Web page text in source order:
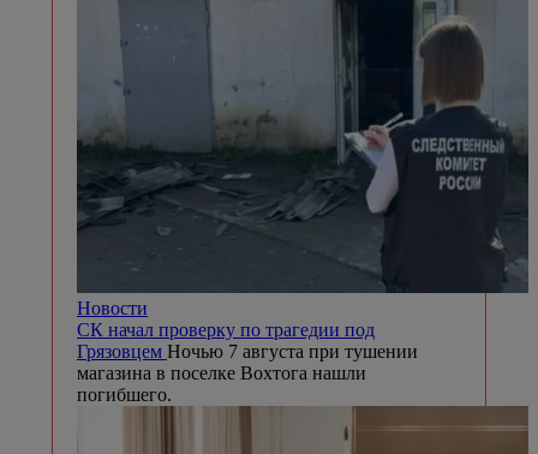
Новости
СК начал проверку по трагедии под
Грязовцем Ночью 7 августа при тушении
магазина в поселке Вохтога нашли
погибшего.